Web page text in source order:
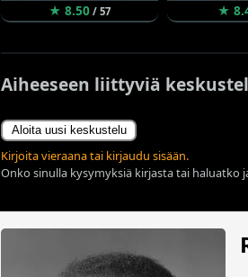
★ 8.50 / 57 ★
Aiheeseen liittyviä
Aloita uusi keskustelu
Kirjoita vieraana tai kirjaudu sisään.
Onko sinulla kysymyksiä kirjasta tai haluatko